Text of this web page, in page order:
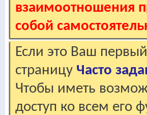
взаимоотношения
собой
Если это Ваш
страницу Часто
Чтобы иметь
доступ ко всем